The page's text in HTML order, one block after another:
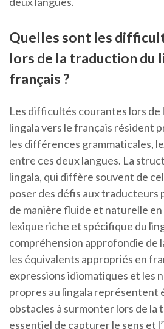
Quelles sont les
lors de la traduction du
français ?
Les difficultés courantes lors de
lingala vers le français résident
les différences grammaticales,
entre ces deux langues. La
lingala, qui diffère souvent de
poser des défis aux traducteurs
de manière fluide et naturelle en
lexique riche et spécifique du
compréhension approfondie de
les équivalents appropriés en
expressions idiomatiques et les
propres au lingala représentent
obstacles à surmonter lors de la
essentiel de capturer le sens et